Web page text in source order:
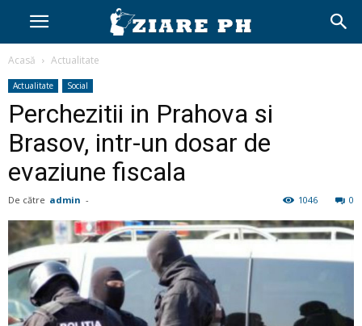
Acasă Actualitate
Actualitate Social
Perchezitii in Prahova si
Brasov, intr-un dosar de
evaziune fiscala
De către admin - 0
1046